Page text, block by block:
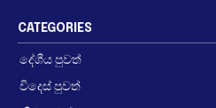
CATEGORIES
දේශීය පුවත්
විදෙස් පුවත්